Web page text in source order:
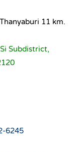
11 km.
Subdistrict,
6245